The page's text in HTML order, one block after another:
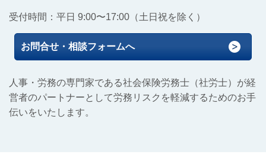
受付時間：平日 9:00〜17:00（土日祝を除く）
お問合せ・相談フォームへ
人事・労務の専門家である社会保険労務士（社労士）が経
営者のパートナーとして労務リスクを軽減するためのお手
伝いをいたします。